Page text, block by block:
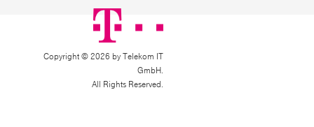
Copyright © 2026 by Telekom IT
GmbH.
All Rights Reserved.